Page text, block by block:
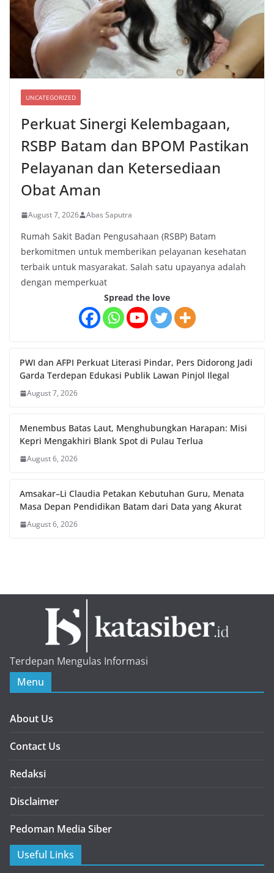
UNCATEGORIZED
Perkuat Sinergi Kelembagaan,
RSBP Batam dan BPOM Pastikan
Pelayanan dan Ketersediaan
Obat Aman
August 7, 2026 Abas Saputra
Rumah Sakit Badan Pengusahaan (RSBP) Batam
berkomitmen untuk memberikan pelayanan kesehatan
terbaik untuk masyarakat. Salah satu upayanya adalah
dengan memperkuat
Spread the love
PWI dan AFPI Perkuat Literasi Pindar, Pers Didorong Jadi
Garda Terdepan Edukasi Publik Lawan Pinjol Ilegal
August 7, 2026
Menembus Batas Laut, Menghubungkan Harapan: Misi
Kepri Mengakhiri Blank Spot di Pulau Terlua
August 6, 2026
Amsakar–Li Claudia Petakan Kebutuhan Guru, Menata
Masa Depan Pendidikan Batam dari Data yang Akurat
August 6, 2026
Terdepan Mengulas Informasi
Menu
About Us
Contact Us
Redaksi
Disclaimer
Pedoman Media Siber
Useful Links